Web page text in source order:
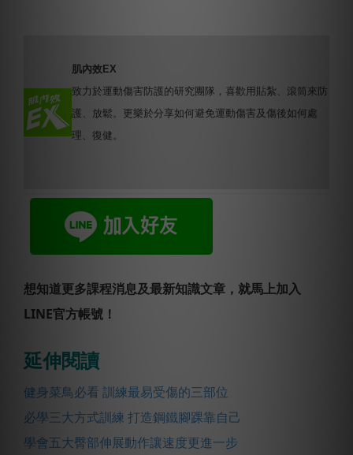
肌內效EX
致力於運動傷害防護的研究團隊，喜歡用貼紮、滾筒來防
護、放鬆。更樂於分享如何避免運動傷害及傷後如何處
理、復健。
想知道更多課程消息及最新知識文章，就馬上加入
LINE官方帳號！
延伸閱讀
健身菜鳥必看 訓練最易受傷的三部位
必學三大方式訓練 打造鋼鐵腳踝靠自己
學會五大臀部伸展動作讓速度更進一步